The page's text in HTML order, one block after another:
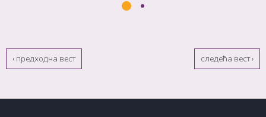
‹ предходна вест следећа вест ›